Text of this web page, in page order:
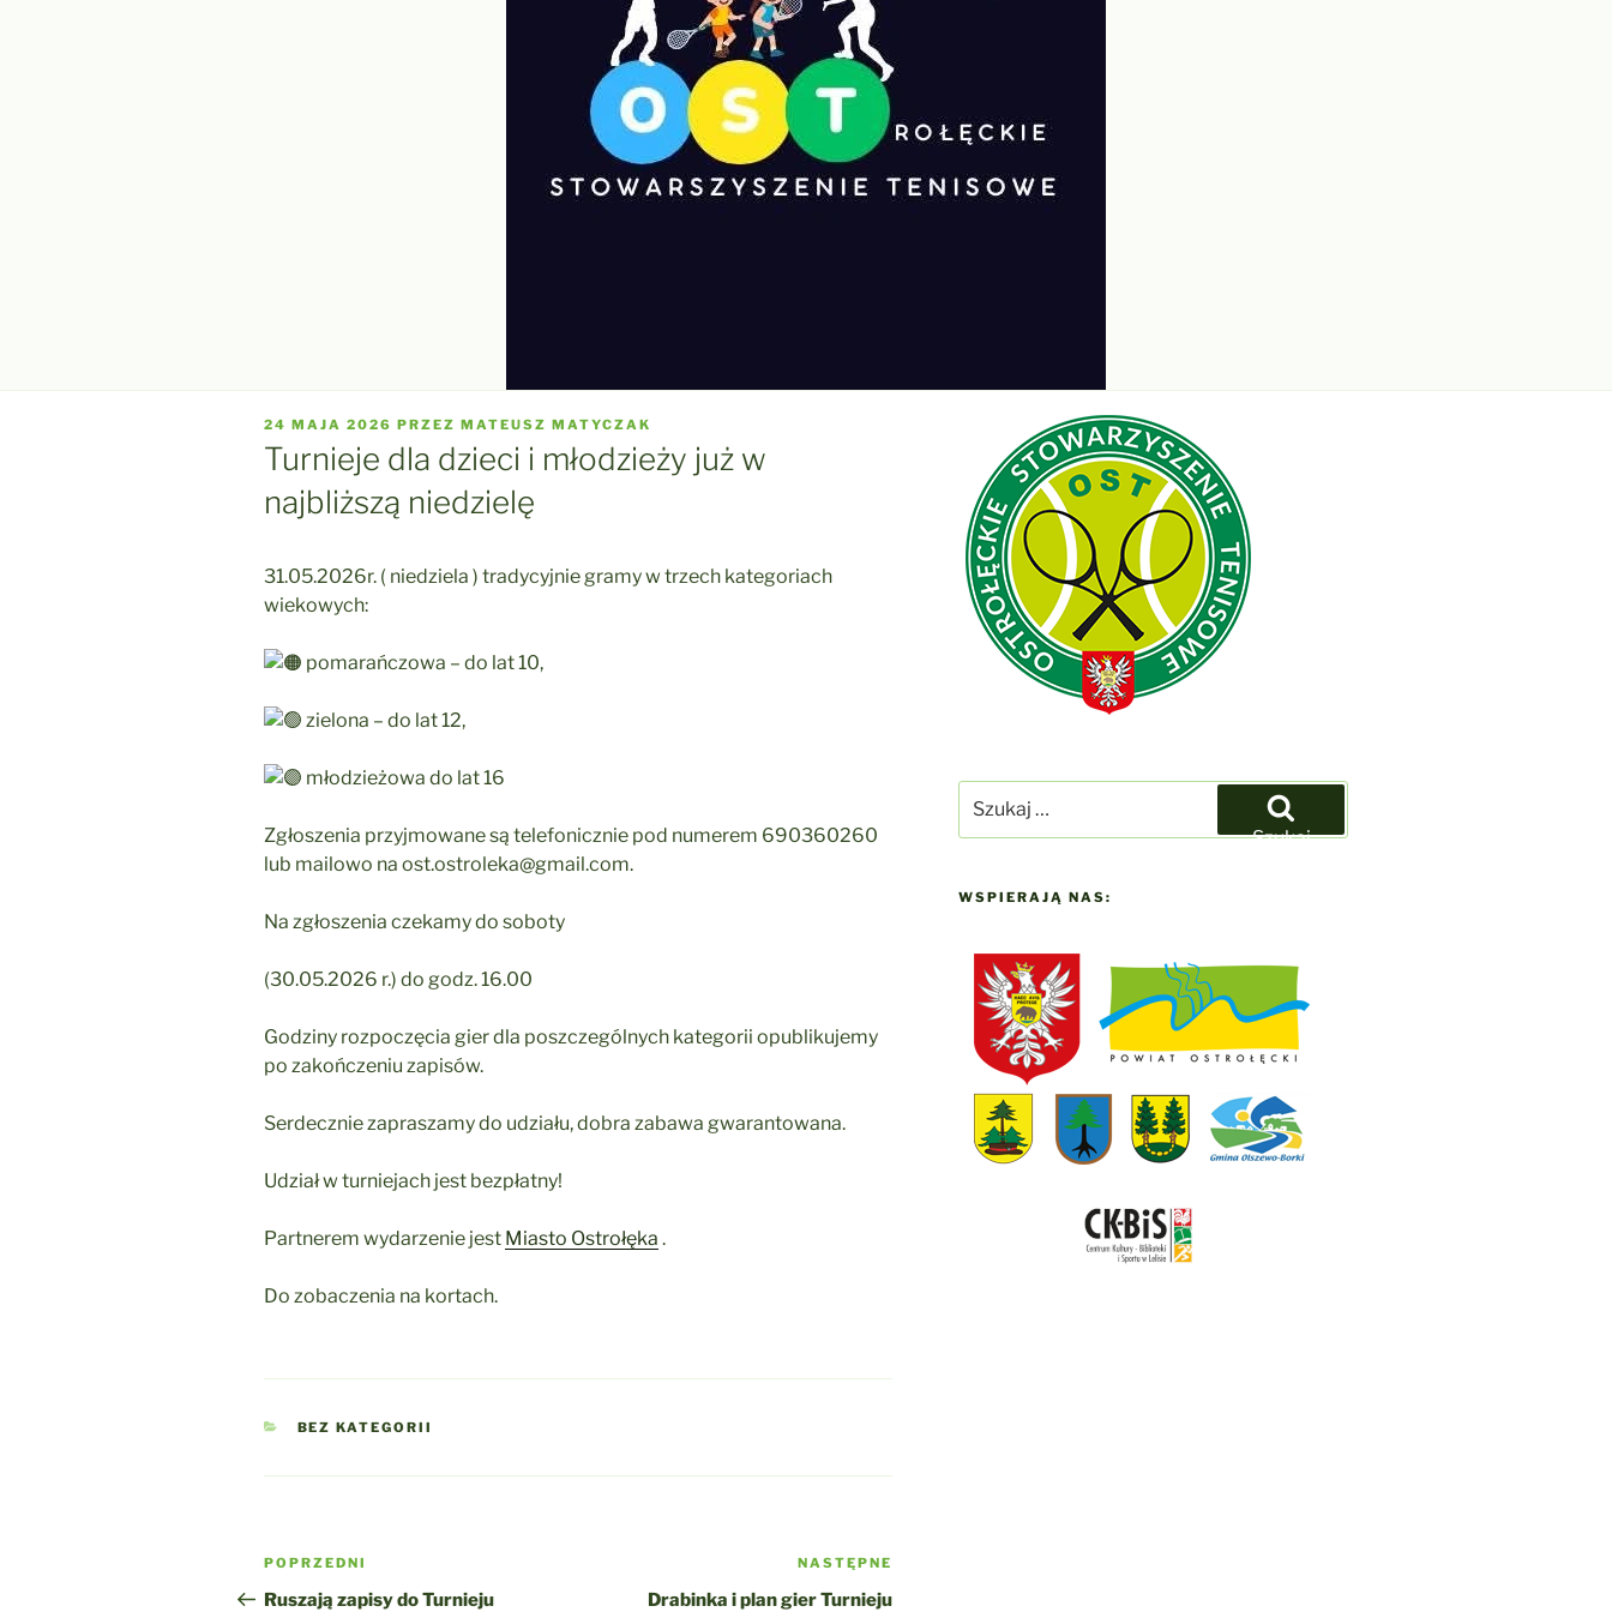
OPUBLIKOWANE
W
24 MAJA 2026 PRZEZ MATEUSZ MATYCZAK
Turnieje dla dzieci i młodzieży już w
najbliższą niedzielę
31.05.2026r. ( niedziela ) tradycyjnie gramy w trzech kategoriach
wiekowych:
pomarańczowa – do lat 10,
zielona – do lat 12,
młodzieżowa do lat 16
Zgłoszenia przyjmowane są telefonicznie pod numerem 690360260
lub mailowo na ost.ostroleka@gmail.com.
Na zgłoszenia czekamy do soboty
(30.05.2026 r.) do godz. 16.00
Godziny rozpoczęcia gier dla poszczególnych kategorii opublikujemy
po zakończeniu zapisów.
Serdecznie zapraszamy do udziału, dobra zabawa gwarantowana.
Udział w turniejach jest bezpłatny!
Partnerem wydarzenie jest Miasto Ostrołęka .
Do zobaczenia na kortach.
KATEGORIE
BEZ KATEGORII
Nawigacja
wpisu
Poprzedni
wpis
POPRZEDNI
Ruszają zapisy do Turnieju
wpis
NASTĘPNE
Drabinka i plan gier Turnieju
Szukaj
WSPIERAJĄ NAS: